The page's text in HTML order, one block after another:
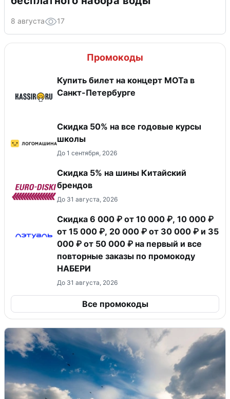
8 августа 17
Промокоды
Купить билет на концерт МОТа в
Санкт-Петербурге
Скидка 50% на все годовые курсы
школы
До 1 сентября, 2026
​Скидка 5% на шины Китайский
брендов
До 31 августа, 2026
Скидка 6 000 ₽ от 10 000 ₽, 10 000 ₽
от 15 000 ₽, 20 000 ₽ от 30 000 ₽ и 35
000 ₽ от 50 000 ₽ на первый и все
повторные заказы по промокоду
НАБЕРИ
До 31 августа, 2026
Все промокоды